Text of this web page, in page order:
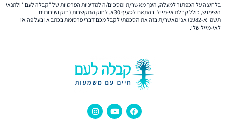
בלחיצה על הכפתור למעלה, הינך מאשר/ת ומסכים/ה למדיניות הפרטיות של "קבלה לעם" ולתנאי
השימוש, כולל קבלת אי-מייל. בהתאם לסעיף 30א. לחוק התקשרות (בזק ושירותים
תשמ"א-1982) אני מאשר/ת בזה את הסכמתי לקבל מכם דברי פרסומת בכתב או בעל פה או
לאי-מייל שלי.